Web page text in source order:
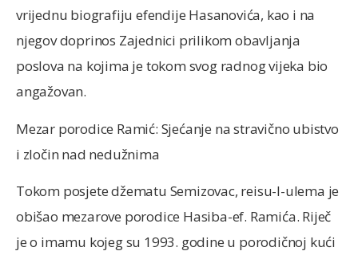
vrijednu biografiju efendije Hasanovića, kao i na
njegov doprinos Zajednici prilikom obavljanja
poslova na kojima je tokom svog radnog vijeka bio
angažovan.
Mezar porodice Ramić: Sjećanje na stravično ubistvo
i zločin nad nedužnima
Tokom posjete džematu Semizovac, reisu-l-ulema je
obišao mezarove porodice Hasiba-ef. Ramića. Riječ
je o imamu kojeg su 1993. godine u porodičnoj kući